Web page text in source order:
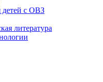
детей с ОВЗ
литература